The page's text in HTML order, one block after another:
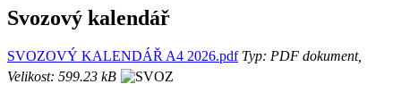
Svozový kalendář
SVOZOVÝ KALENDÁŘ A4 2026.pdfTyp: PDF dokument,
Velikost: 599.23 kB